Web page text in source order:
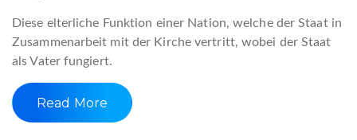
Diese elterliche Funktion einer Nation, welche der Staat in
Zusammenarbeit mit der Kirche vertritt, wobei der Staat
als Vater fungiert.
Read More